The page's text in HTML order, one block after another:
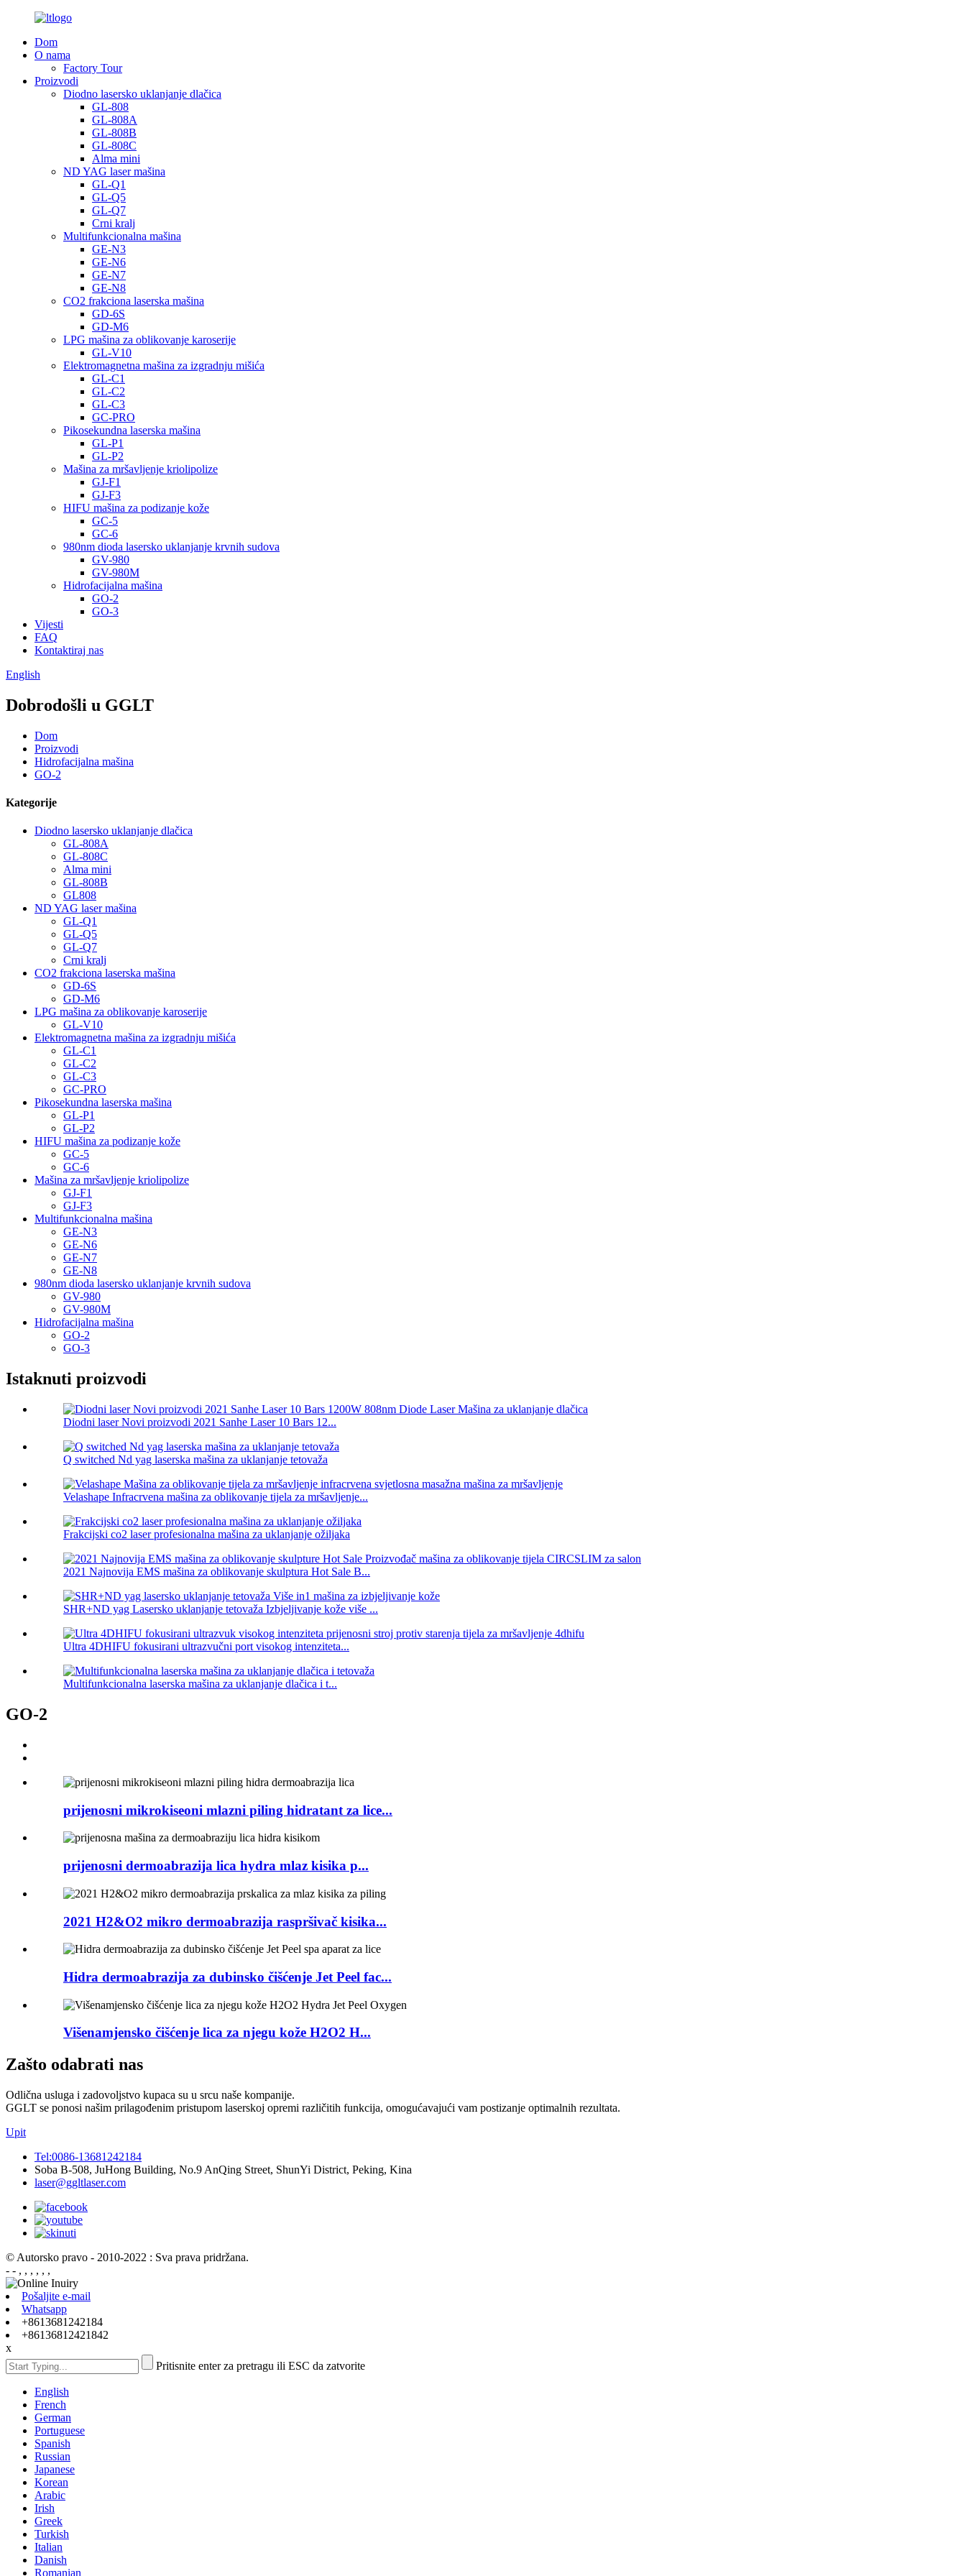
Dom
O nama
Factory Tour
Proizvodi
Diodno lasersko uklanjanje dlačica
GL-808
GL-808A
GL-808B
GL-808C
Alma mini
ND YAG laser mašina
GL-Q1
GL-Q5
GL-Q7
Crni kralj
Multifunkcionalna mašina
GE-N3
GE-N6
GE-N7
GE-N8
CO2 frakciona laserska mašina
GD-6S
GD-M6
LPG mašina za oblikovanje karoserije
GL-V10
Elektromagnetna mašina za izgradnju mišića
GL-C1
GL-C2
GL-C3
GC-PRO
Pikosekundna laserska mašina
GL-P1
GL-P2
Mašina za mršavljenje kriolipolize
GJ-F1
GJ-F3
HIFU mašina za podizanje kože
GC-5
GC-6
980nm dioda lasersko uklanjanje krvnih sudova
GV-980
GV-980M
Hidrofacijalna mašina
GO-2
GO-3
Vijesti
FAQ
Kontaktiraj nas
English
Dobrodošli u GGLT
Dom
Proizvodi
Hidrofacijalna mašina
GO-2
Kategorije
Diodno lasersko uklanjanje dlačica
GL-808A
GL-808C
Alma mini
GL-808B
GL808
ND YAG laser mašina
GL-Q1
GL-Q5
GL-Q7
Crni kralj
CO2 frakciona laserska mašina
GD-6S
GD-M6
LPG mašina za oblikovanje karoserije
GL-V10
Elektromagnetna mašina za izgradnju mišića
GL-C1
GL-C2
GL-C3
GC-PRO
Pikosekundna laserska mašina
GL-P1
GL-P2
HIFU mašina za podizanje kože
GC-5
GC-6
Mašina za mršavljenje kriolipolize
GJ-F1
GJ-F3
Multifunkcionalna mašina
GE-N3
GE-N6
GE-N7
GE-N8
980nm dioda lasersko uklanjanje krvnih sudova
GV-980
GV-980M
Hidrofacijalna mašina
GO-2
GO-3
Istaknuti proizvodi
Diodni laser Novi proizvodi 2021 Sanhe Laser 10 Bars 12...
Q switched Nd yag laserska mašina za uklanjanje tetovaža
Velashape Infracrvena mašina za oblikovanje tijela za mršavljenje...
Frakcijski co2 laser profesionalna mašina za uklanjanje ožiljaka
2021 Najnovija EMS mašina za oblikovanje skulptura Hot Sale B...
SHR+ND yag Lasersko uklanjanje tetovaža Izbjeljivanje kože više ...
Ultra 4DHIFU fokusirani ultrazvučni port visokog intenziteta...
Multifunkcionalna laserska mašina za uklanjanje dlačica i t...
GO-2
prijenosni mikrokiseoni mlazni piling hidratant za lice...
prijenosni dermoabrazija lica hydra mlaz kisika p...
2021 H2&O2 mikro dermoabrazija raspršivač kisika...
Hidra dermoabrazija za dubinsko čišćenje Jet Peel fac...
Višenamjensko čišćenje lica za njegu kože H2O2 H...
Zašto odabrati nas
Odlična usluga i zadovoljstvo kupaca su u srcu naše kompanije.
GGLT se ponosi našim prilagođenim pristupom laserskoj opremi različitih funkcija, omogućavajući vam postizanje optimalnih rezultata.
Upit
Tel:0086-13681242184
Soba B-508, JuHong Building, No.9 AnQing Street, ShunYi District, Peking, Kina
laser@ggltlaser.com
© Autorsko pravo - 2010-2022 : Sva prava pridržana.
- - , , , , , ,
Pošaljite e-mail
Whatsapp
+8613681242184
+86136812421842
x
Pritisnite enter za pretragu ili ESC da zatvorite
English
French
German
Portuguese
Spanish
Russian
Japanese
Korean
Arabic
Irish
Greek
Turkish
Italian
Danish
Romanian